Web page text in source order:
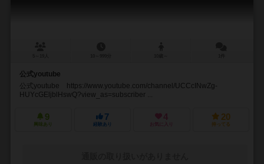
公式youtube
公式youtube https://www.youtube.com/channel/UCCcINwZg-
HUYcGEljblHswQ?view_as=subscriber ...
9
興味あり
7
経験あり
4
お気に入り
20
持ってる